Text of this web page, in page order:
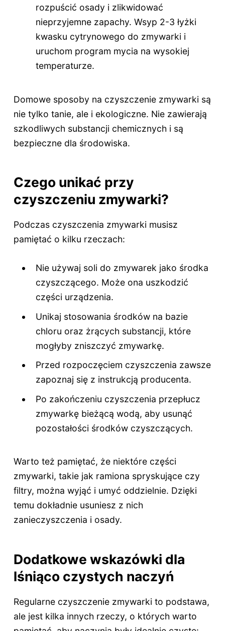
rozpuścić osady i zlikwidować
nieprzyjemne zapachy. Wsyp 2-3 łyżki
kwasku cytrynowego do zmywarki i
uruchom program mycia na wysokiej
temperaturze.
Domowe sposoby na czyszczenie zmywarki są
nie tylko tanie, ale i ekologiczne. Nie zawierają
szkodliwych substancji chemicznych i są
bezpieczne dla środowiska.
Czego unikać przy
czyszczeniu zmywarki?
Podczas czyszczenia zmywarki musisz
pamiętać o kilku rzeczach:
Nie używaj soli do zmywarek jako środka
czyszczącego. Może ona uszkodzić
części urządzenia.
Unikaj stosowania środków na bazie
chloru oraz żrących substancji, które
mogłyby zniszczyć zmywarkę.
Przed rozpoczęciem czyszczenia zawsze
zapoznaj się z instrukcją producenta.
Po zakończeniu czyszczenia przepłucz
zmywarkę bieżącą wodą, aby usunąć
pozostałości środków czyszczących.
Warto też pamiętać, że niektóre części
zmywarki, takie jak ramiona spryskujące czy
filtry, można wyjąć i umyć oddzielnie. Dzięki
temu dokładnie usuniesz z nich
zanieczyszczenia i osady.
Dodatkowe wskazówki dla
lśniąco czystych naczyń
Regularne czyszczenie zmywarki to podstawa,
ale jest kilka innych rzeczy, o których warto